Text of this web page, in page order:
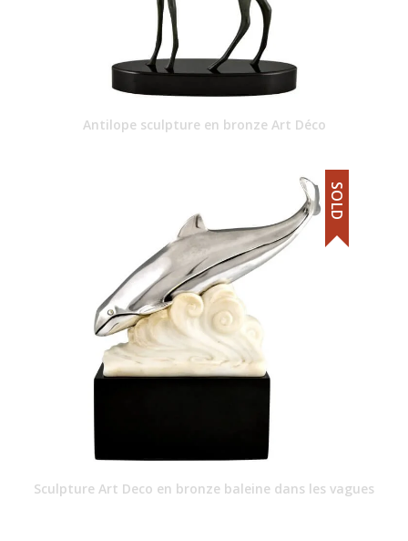
Antilope sculpture en bronze Art Déco
Sculpture Art Deco en bronze baleine dans les vagues
SOLD